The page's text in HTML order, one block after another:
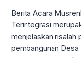
Berita Acara
Terintegrasi
menjelaskan risalah
pembangunan